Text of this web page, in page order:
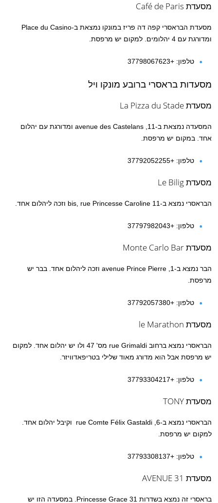
מסעדת Café de Paris
מסעדת הבראסרי קפה דה פריז במונקו נמצאת ב-Place du Casino
ומדורגת עם 4 יהלומים. למקום יש מרפסת.
טלפון: +37798067623
מסעדות בראסרי ברובע מונקו ויל
מסעדת La Pizza du Stade
המסעדה נמצאת ב-11, avenue des Castelans ומדורגת עם יהלום
אחד. במקום יש מרפסת.
טלפון: +37792052255
מסעדת Le Bilig
הבראסרי נמצא ב-11 bis, rue Princesse Caroline וזכה ליהלום אחד.
טלפון: +37797982043
מסעדת Monte Carlo Bar
הבר נמצא ב-1, avenue Prince Pierre וזכה ליהלום אחד. בבר יש
מרפסת.
טלפון: +37792057380
מסעדת le Marathon
הבראסרי נמצא ברחוב rue Grimaldi מס' 47 ולו יש יהלום אחד. למקום
יש מרפסת אבל הוא מדורג מאוד שלילי בטריפאדוויזר.
טלפון: +37793304217
מסעדת TONY
הבראסרי נמצא ב-6, rue Comte Félix Gastaldi וקיבל יהלום אחד.
למקום יש מרפסת.
טלפון: +37793308137
מסעדת AVENUE 31
בראסרי זה נמצא בשדרות Princesse Grace 31. במסעדה הזו יש